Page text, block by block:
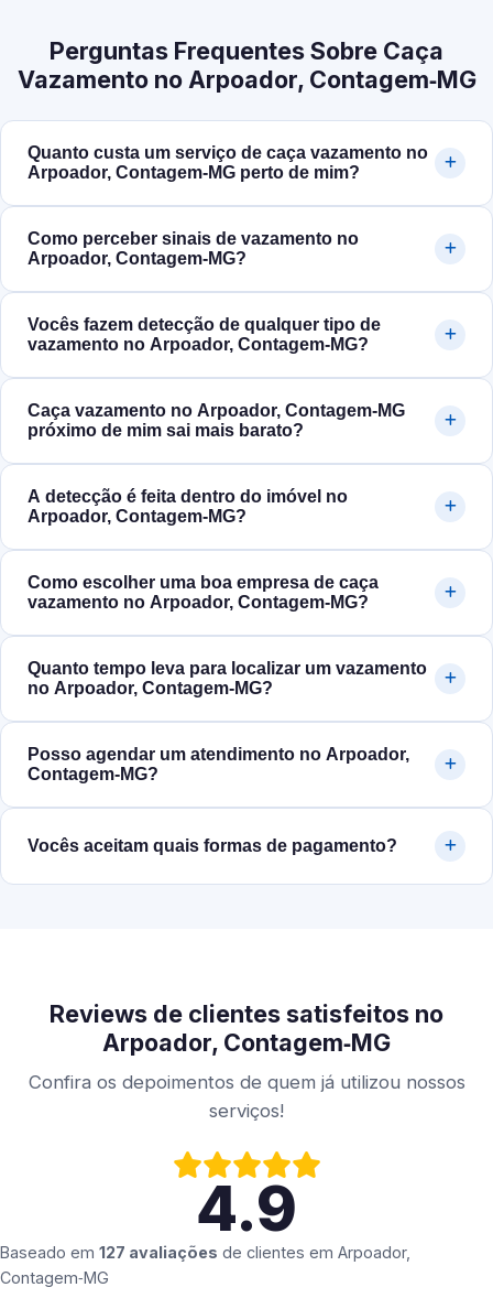
Perguntas Frequentes Sobre Caça
Vazamento no Arpoador, Contagem‑MG
Quanto custa um serviço de caça vazamento no
Arpoador, Contagem‑MG perto de mim?
Como perceber sinais de vazamento no
Arpoador, Contagem‑MG?
Vocês fazem detecção de qualquer tipo de
vazamento no Arpoador, Contagem‑MG?
Caça vazamento no Arpoador, Contagem‑MG
próximo de mim sai mais barato?
A detecção é feita dentro do imóvel no
Arpoador, Contagem‑MG?
Como escolher uma boa empresa de caça
vazamento no Arpoador, Contagem‑MG?
Quanto tempo leva para localizar um vazamento
no Arpoador, Contagem‑MG?
Posso agendar um atendimento no Arpoador,
Contagem‑MG?
Vocês aceitam quais formas de pagamento?
Reviews de clientes satisfeitos no
Arpoador, Contagem‑MG
Confira os depoimentos de quem já utilizou nossos
serviços!
4.9
Baseado em 127 avaliações de clientes em Arpoador,
Contagem‑MG